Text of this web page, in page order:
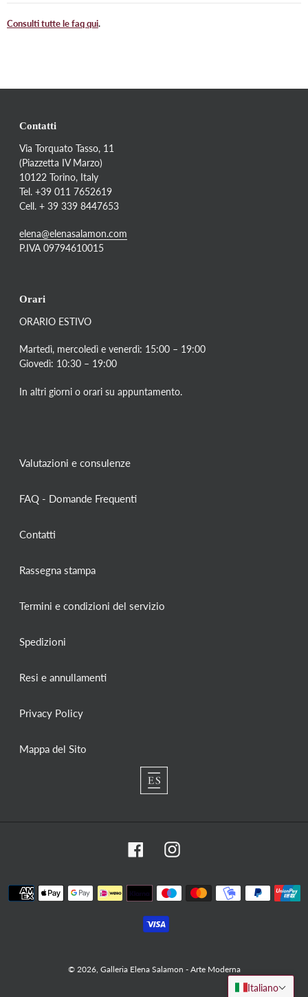
Italiano
Consulti tutte le faq qui.
Contatti
Via Torquato Tasso, 11
(Piazzetta IV Marzo)
10122 Torino, Italy
Tel. +39 011 7652619
Cell. + 39 339 8447653
elena@elenasalamon.com
P.IVA 09794610015
Orari
ORARIO ESTIVO
Martedì, mercoledì e venerdì: 15:00 – 19:00
Giovedì: 10:30 – 19:00
In altri giorni o orari su appuntamento.
Valutazioni e consulenze
FAQ - Domande Frequenti
Contatti
Rassegna stampa
Termini e condizioni del servizio
Spedizioni
Resi e annullamenti
Privacy Policy
Mappa del Sito
FacebookInstagram
Metodi
di
pagamento
© 2026, Galleria Elena Salamon - Arte Moderna